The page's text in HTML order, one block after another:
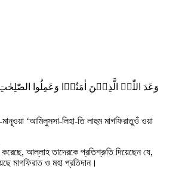
وَعَدَ اللّٰہُ الَّذِیۡنَ اٰمَنُوۡا وَعَمِلُوا
‘আমিলুসসা-লিহা-তি লাহুম মাগফিরাতুওঁ ওয়া
করেছে, আল্লাহ তাদেরকে প্রতিশ্রুতি দিয়েছেন যে,
মাগফিরাত ও মহা প্রতিদান।